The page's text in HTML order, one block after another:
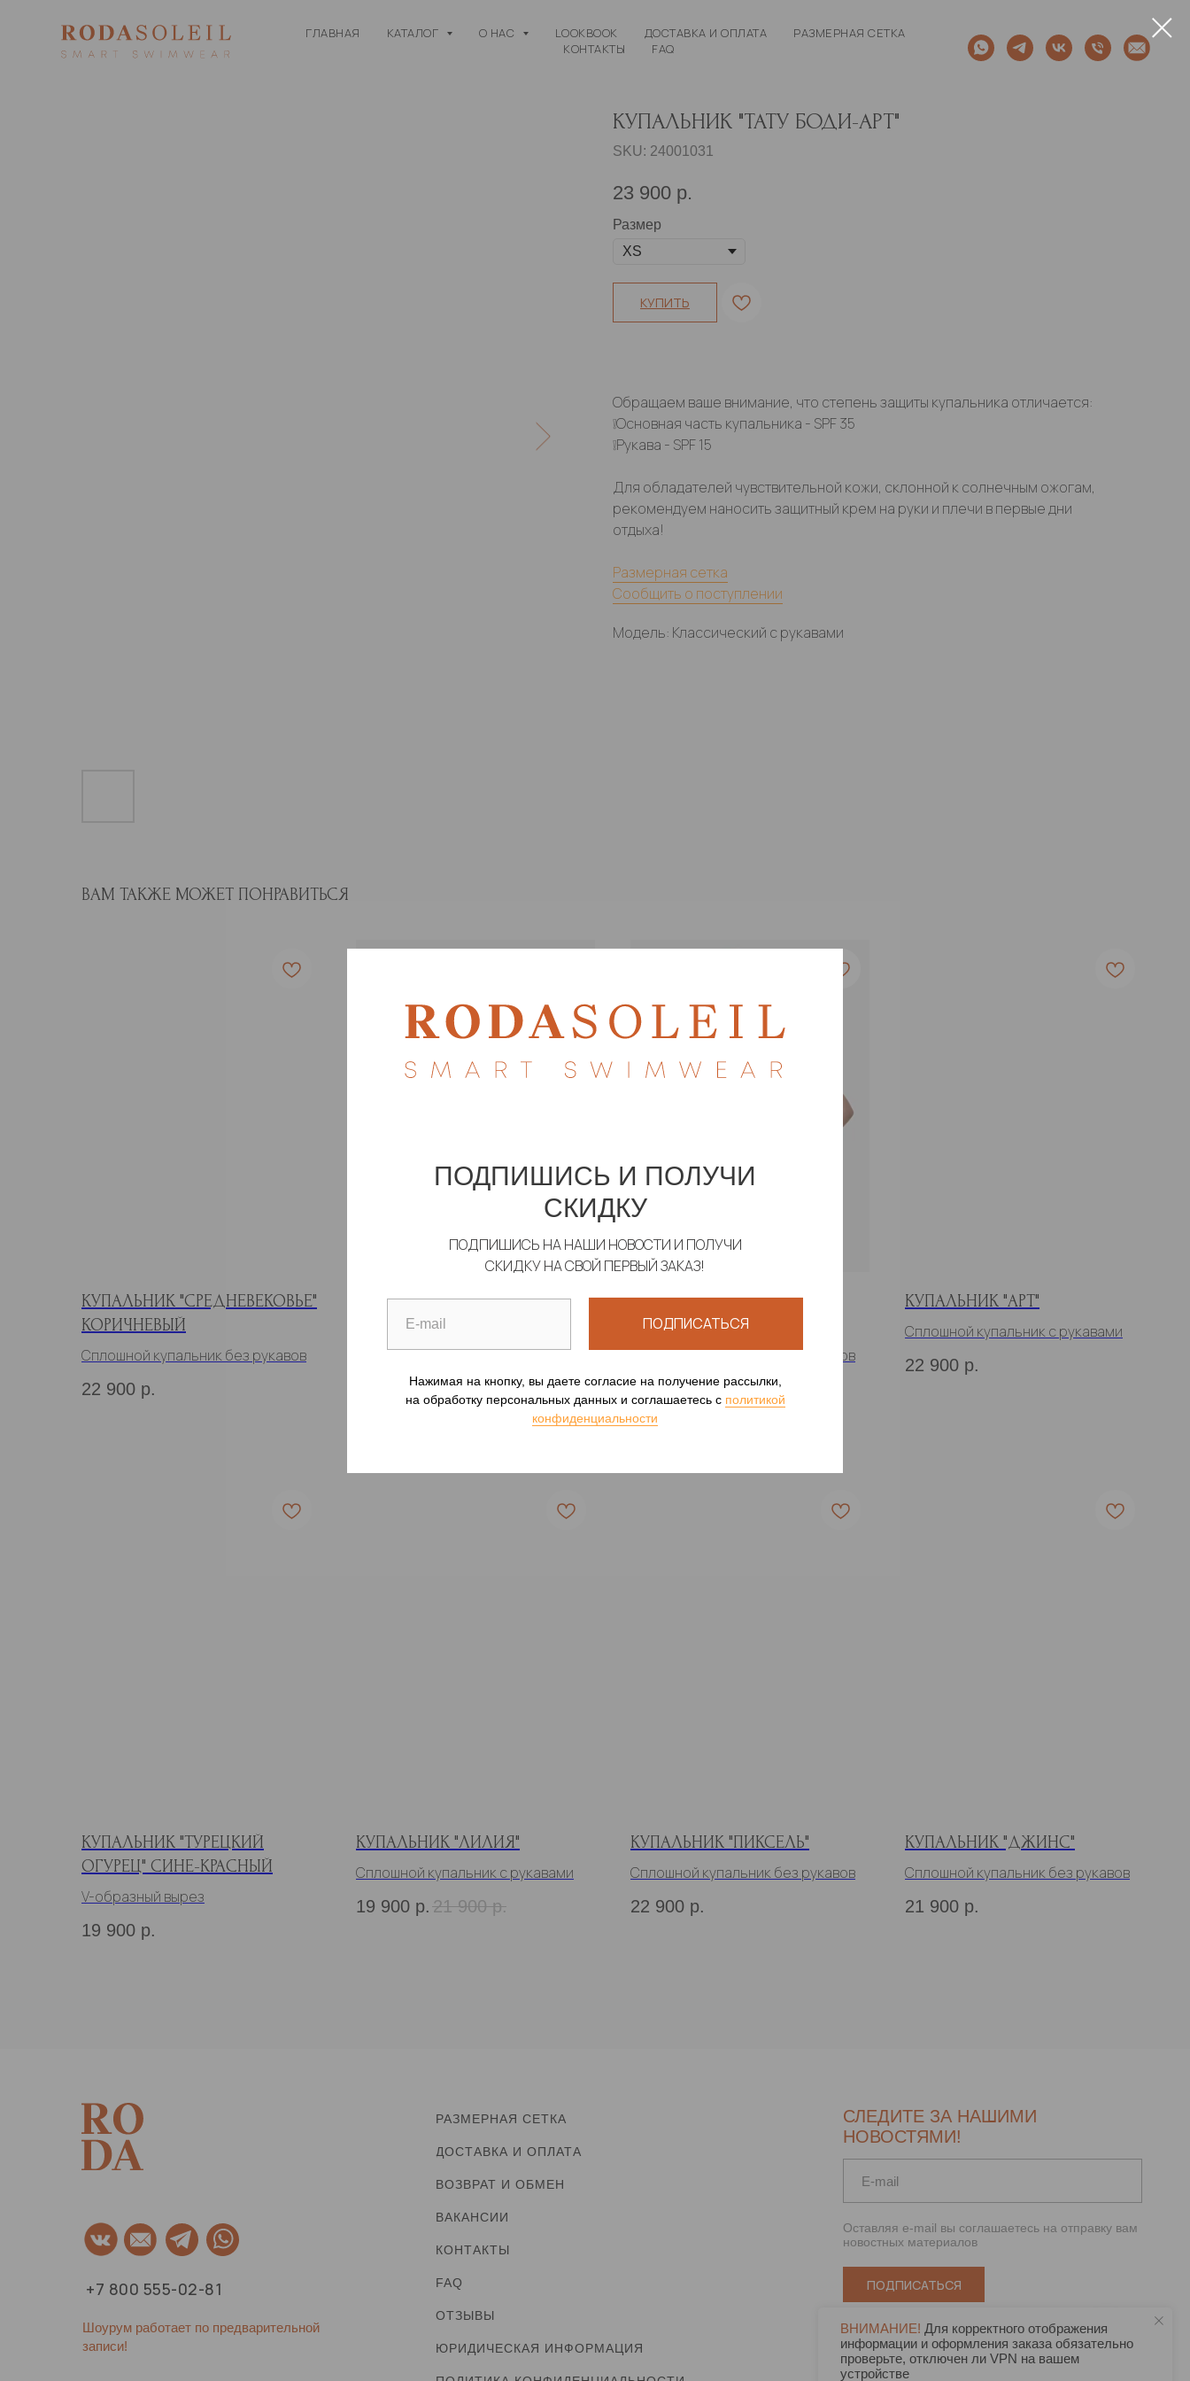
ГЛАВНАЯ КАТАЛОГ О НАС LOOKBOOK ДОСТАВКА И ОПЛАТА
РАЗМЕРНАЯ СЕТКА
КОНТАКТЫ
FAQ
КУПАЛЬНИК "ТАТУ БОДИ-АРТ"
SKU: 24001031
23 900 р.
Размер
КУПИТЬ
Обращаем ваше внимание, что степень защиты купальника отличается:
❕Основная часть купальника - SPF 35
❕Рукава - SPF 15
Для обладателей чувствительной кожи, склонной к солнечным ожогам,
рекомендуем наносить защитный крем на руки и плечи в первые дни
отдыха!
Размерная сетка
Сообщить о поступлении
Модель: Классический с рукавами
ВАМ ТАКЖЕ МОЖЕТ ПОНРАВИТЬСЯ
КУПАЛЬНИК "СРЕДНЕВЕКОВЬЕ"
КОРИЧНЕВЫЙ
Сплошной купальник без рукавов
22 900 р.
КУПАЛЬНИК "АФРИКА"
Сплошной купальник с рукавами
КУПАЛЬНИК "ПАРИЖСКИЙ
СТИЛЬ"
Сплошной купальник без рукавов
21 900 р.
КУПАЛЬНИК "АРТ"
Сплошной купальник с рукавами
22 900 р.
КУПАЛЬНИК "ТУРЕЦКИЙ
ОГУРЕЦ" СИНЕ-КРАСНЫЙ
V-образный вырез
19 900 р.
КУПАЛЬНИК "ЛИЛИЯ"
Сплошной купальник с рукавами
19 900 р. 21 900 р.
КУПАЛЬНИК "ПИКСЕЛЬ"
Сплошной купальник без рукавов
22 900 р.
КУПАЛЬНИК "ДЖИНС"
Сплошной купальник без рукавов
21 900 р.
+7 800 555-02-81
ЮРИДИЧЕСКАЯ ИНФОРМАЦИЯ
РАЗМЕРНАЯ СЕТКА
ДОСТАВКА И ОПЛАТА
КОНТАКТЫ
FAQ
ОТЗЫВЫ
СЛЕДИТЕ ЗА НАШИМИ
НОВОСТЯМИ!
Оставляя e-mail вы соглашаетесь на отправку вам
новостных материалов
ПОДПИСАТЬСЯ
ВОЗВРАТ И ОБМЕН
ВАКАНСИИ
Шоурум работает по предварительной
записи!
ВНИМАНИЕ! Для корректного отображения
информации и оформления заказа обязательно
проверьте, отключен ли VPN на вашем
устройстве
ПОДПИШИСЬ И ПОЛУЧИ
СКИДКУ
ПОДПИШИСЬ НА НАШИ НОВОСТИ И ПОЛУЧИ
СКИДКУ НА СВОЙ ПЕРВЫЙ ЗАКАЗ!
ПОДПИСАТЬСЯ
Нажимая на кнопку, вы даете согласие на получение рассылки,
на обработку персональных данных и соглашаетесь c политикой
конфиденциальности